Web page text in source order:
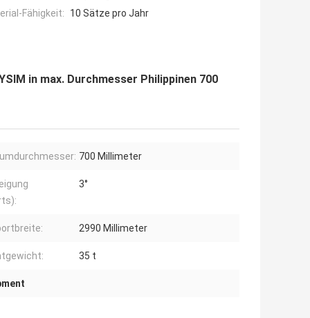
Fähigkeit:
10 Sätze pro Jahr
in max. Durchmesser Philippinen 700
700 Millimeter
3°
2990 Millimeter
35 t